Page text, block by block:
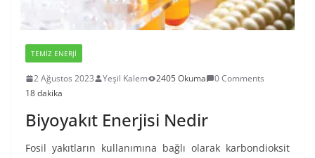
TEMIZ ENERJI
2 Ağustos 2023 Yeşil Kalem 2405 Okuma
0 Comments
18 dakika
Biyoyakıt Enerjisi Nedir
Fosil yakıtların kullanımına bağlı olarak karbondioksit